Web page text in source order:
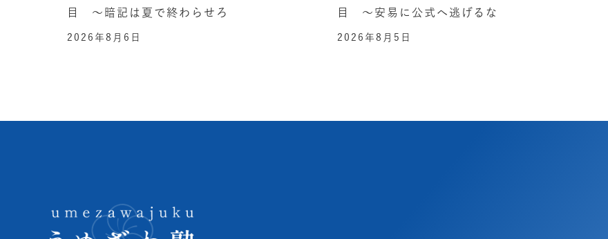
目 ～暗記は夏で終わらせろ
2026年8月6日
目 ～安易に公式へ逃げるな
2026年8月5日